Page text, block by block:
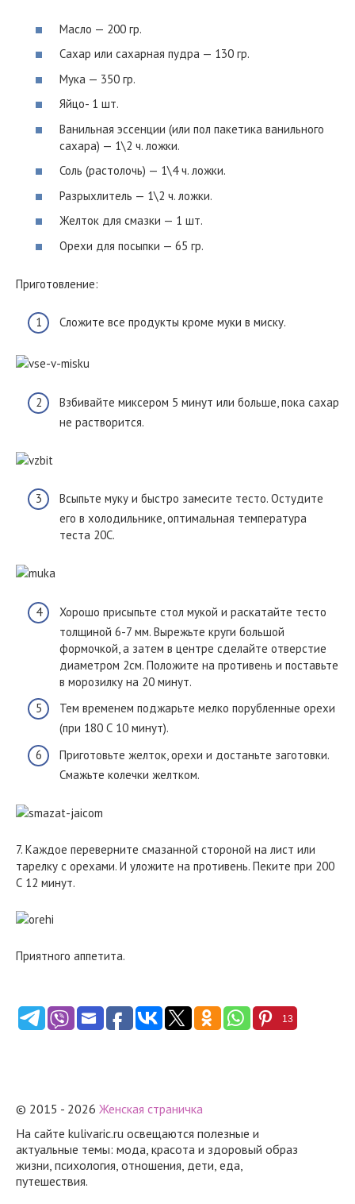
Масло — 200 гр.
Сахар или сахарная пудра — 130 гр.
Мука — 350 гр.
Яйцо- 1 шт.
Ванильная эссенции (или пол пакетика ванильного
сахара) — 1\2 ч. ложки.
Соль (растолочь) — 1\4 ч. ложки.
Разрыхлитель — 1\2 ч. ложки.
Желток для смазки — 1 шт.
Орехи для посыпки — 65 гр.
Приготовление:
Сложите все продукты кроме муки в миску.
Взбивайте миксером 5 минут или больше, пока сахар
не растворится.
Всыпьте муку и быстро замесите тесто. Остудите
его в холодильнике, оптимальная температура
теста 20С.
Хорошо присыпьте стол мукой и раскатайте тесто
толщиной 6-7 мм. Вырежьте круги большой
формочкой, а затем в центре сделайте отверстие
диаметром 2см. Положите на противень и поставьте
в морозилку на 20 минут.
Тем временем поджарьте мелко порубленные орехи
(при 180 С 10 минут).
Приготовьте желток, орехи и достаньте заготовки.
Смажьте колечки желтком.
7. Каждое переверните смазанной стороной на лист или
тарелку с орехами. И уложите на противень. Пеките при 200
С 12 минут.
Приятного аппетита.
13
© 2015 - 2026 Женская страничка
На сайте kulivaric.ru освещаются полезные и
актуальные темы: мода, красота и здоровый образ
жизни, психология, отношения, дети, еда,
путешествия.